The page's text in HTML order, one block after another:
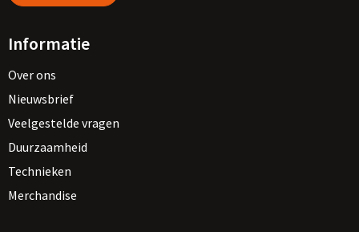
Informatie
Over ons
Nieuwsbrief
Veelgestelde vragen
Duurzaamheid
Technieken
Merchandise